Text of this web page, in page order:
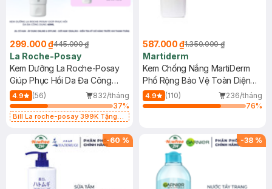
299.000 ₫445.000 ₫
La Roche-Posay
Kem Dưỡng La Roche-Posay
Giúp Phục Hồi Da Đa Công
Dụng 40ml
4.9 (56)
832/tháng
37%
Bill La roche-posay 399K Tặng
(SL có hạn)
587.000 ₫1.350.000 ₫
Martiderm
Kem Chống Nắng MartiDerm
Phổ Rộng Bảo Vệ Toàn Diện
40ml
4.9 (110)
236/tháng
76%
-60 % -38 %